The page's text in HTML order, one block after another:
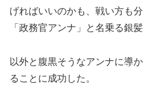
げればいいのかも、戦い方も
「政務官アンナ」と名乗る銀
以外と腹黒そうなアンナに導
ることに成功した。